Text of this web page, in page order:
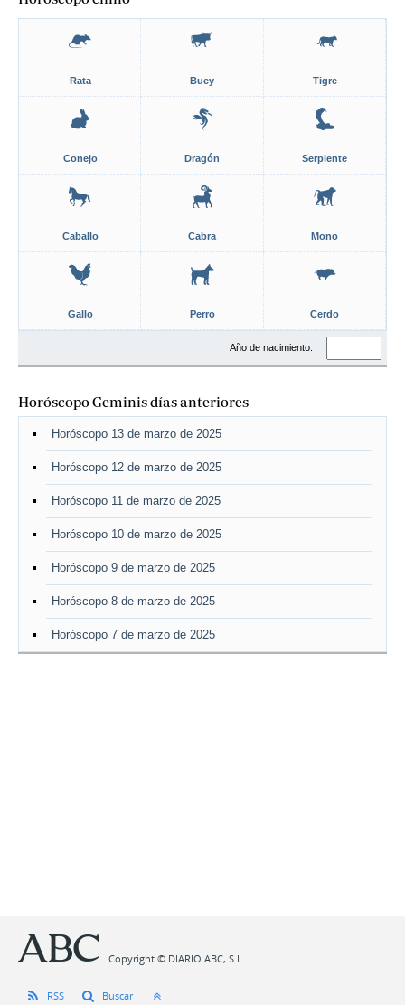
Rata Buey Tigre
Conejo Dragón Serpiente
Caballo Cabra Mono
Gallo Perro Cerdo
Año de nacimiento:
Horóscopo Geminis días anteriores
Horóscopo 13 de marzo de 2025
Horóscopo 12 de marzo de 2025
Horóscopo 11 de marzo de 2025
Horóscopo 10 de marzo de 2025
Horóscopo 9 de marzo de 2025
Horóscopo 8 de marzo de 2025
Horóscopo 7 de marzo de 2025
Copyright © DIARIO ABC, S.L.
RSS Buscar